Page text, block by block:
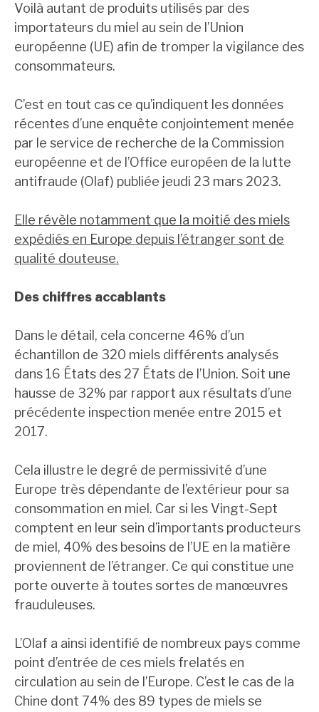
Voilà autant de produits utilisés par des
importateurs du miel au sein de l’Union
européenne (UE) afin de tromper la vigilance des
consommateurs.
C’est en tout cas ce qu’indiquent les données
récentes d’une enquête conjointement menée
par le service de recherche de la Commission
européenne et de l’Office européen de la lutte
antifraude (Olaf) publiée jeudi 23 mars 2023.
Elle révèle notamment que la moitié des miels
expédiés en Europe depuis l’étranger sont de
qualité douteuse.
Des chiffres accablants
Dans le détail, cela concerne 46% d’un
échantillon de 320 miels différents analysés
dans 16 États des 27 États de l’Union. Soit une
hausse de 32% par rapport aux résultats d’une
précédente inspection menée entre 2015 et
2017.
Cela illustre le degré de permissivité d’une
Europe très dépendante de l’extérieur pour sa
consommation en miel. Car si les Vingt-Sept
comptent en leur sein d’importants producteurs
de miel, 40% des besoins de l’UE en la matière
proviennent de l’étranger. Ce qui constitue une
porte ouverte à toutes sortes de manœuvres
frauduleuses.
L’Olaf a ainsi identifié de nombreux pays comme
point d’entrée de ces miels frelatés en
circulation au sein de l’Europe. C’est le cas de la
Chine dont 74% des 89 types de miels se